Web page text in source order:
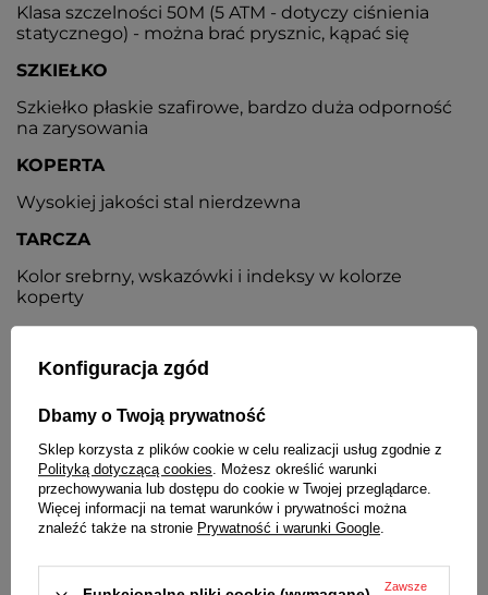
Klasa szczelności 50M (5 ATM - dotyczy ciśnienia
statycznego) - można brać prysznic, kąpać się
SZKIEŁKO
Szkiełko płaskie szafirowe, bardzo duża odporność
na zarysowania
KOPERTA
Wysokiej jakości stal nierdzewna
TARCZA
Kolor srebrny, wskazówki i indeksy w kolorze
koperty
BRANSOLETA
Wysokiej jakości stal nierdzewna
ZAPIĘCIE
Pełne zamknięte, motylkowe
DATOWNIK
Wskaźnik dnia miesiąca umieszczony na godz. 3
Konfiguracja zgód
Dbamy o Twoją prywatność
Sklep korzysta z plików cookie w celu realizacji usług zgodnie z
Polityką dotyczącą cookies. Możesz określić warunki
przechowywania lub dostępu do cookie w Twojej przeglądarce.
Więcej informacji na temat warunków i prywatności można
znaleźć także na stronie Prywatność i warunki Google.
Zawsze